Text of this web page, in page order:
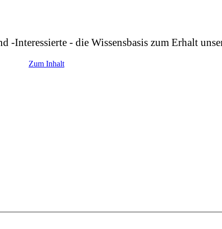
-Interessierte - die Wissensbasis zum Erhalt
Zum Inhalt